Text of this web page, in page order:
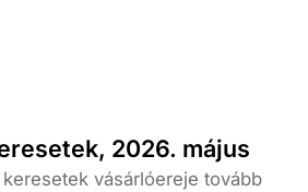
2026. május
vásárlóereje tovább